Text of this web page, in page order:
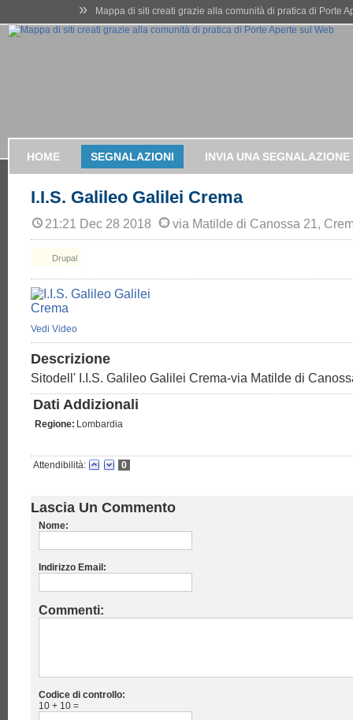
» Mappa di siti creati grazie alla comunità di pratica di Porte
HOME SEGNALAZIONI INVIA UNA SEGNALAZIONE
I.I.S. Galileo Galilei Crema
21:21 Dec 28 2018 via Matilde di Canossa 21,
Drupal
Vedi Video
Descrizione
Sitodell' I.I.S. Galileo Galilei Crema-via Matilde di
Dati Addizionali
Regione: Lombardia
Attendibilità: 0
Lascia Un Commento
Nome:
Indirizzo Email:
Commenti:
Codice di controllo:
10 + 10 =